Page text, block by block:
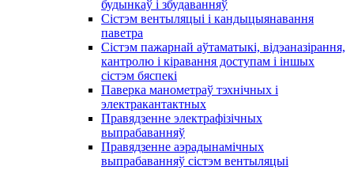
будынкаў і збудаванняў
Сістэм вентыляцыі і кандыцыянавання
паветра
Сістэм пажарнай аўтаматыкі, відэаназірання,
кантролю і кіравання доступам і іншых
сістэм бяспекі
Паверка манометраў тэхнічных і
электракантактных
Правядзенне электрафізічных
выпрабаванняў
Правядзенне аэрадынамічных
выпрабаванняў сістэм вентыляцыі